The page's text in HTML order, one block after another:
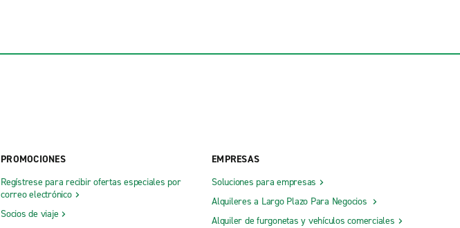
PROMOCIONES
Regístrese para recibir ofertas especiales por
correo electrónico
Socios de viaje
EMPRESAS
Soluciones para empresas
Alquileres a Largo Plazo Para Negocios
Alquiler de furgonetas y vehículos comerciales